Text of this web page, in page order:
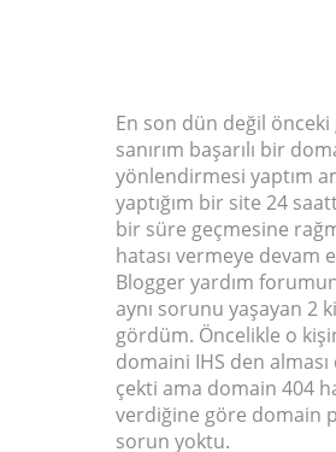
En son dün değil
sanırım başarılı bir
yönlendirmesi yaptım
yaptığım bir site 24
bir süre geçmesine
hatası vermeye devam
Blogger yardım
aynı sorunu yaşayan 2
gördüm. Öncelikle o
domaini IHS den
çekti ama domain 404
verdiğine göre domain
sorun yoktu.